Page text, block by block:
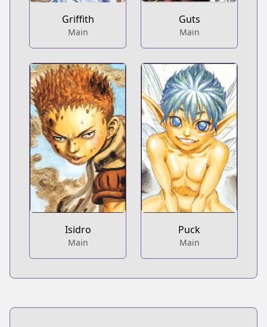
Griffith
Main
Guts
Main
Isidro
Main
Puck
Main